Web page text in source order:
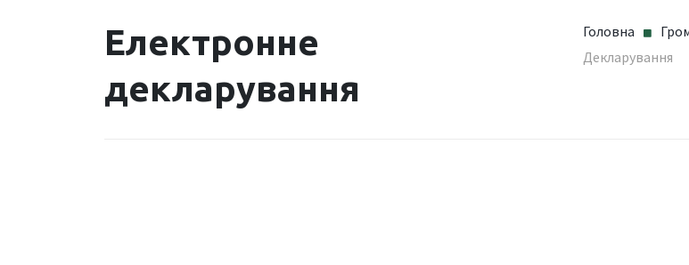
Електронне
декларування
Головна
Декларування